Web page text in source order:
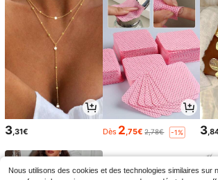
3,31€ Dès 2,75€ 2,78€ -1% 3
Nous utilisons des cookies et des technologies similaires sur